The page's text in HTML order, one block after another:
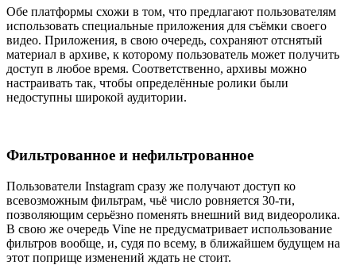
Обе платформы схожи в том, что предлагают пользователям
использовать специальные приложения для съёмки своего
видео. Приложения, в свою очередь, сохраняют отснятый
материал в архиве, к которому пользователь может получить
доступ в любое время. Соответственно, архивы можно
настраивать так, чтобы определённые ролики были
недоступны широкой аудитории.
Фильтрованное и нефильтрованное
Пользователи Instagram сразу же получают доступ ко
всевозможным фильтрам, чьё число ровняется 30-ти,
позволяющим серьёзно поменять внешний вид видеоролика.
В свою же очередь Vine не предусматривает использование
фильтров вообще, и, судя по всему, в ближайшем будущем на
этот поприще изменений ждать не стоит.